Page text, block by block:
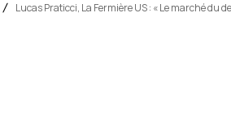
Lucas Praticci, La Fermière US : « Le marché du